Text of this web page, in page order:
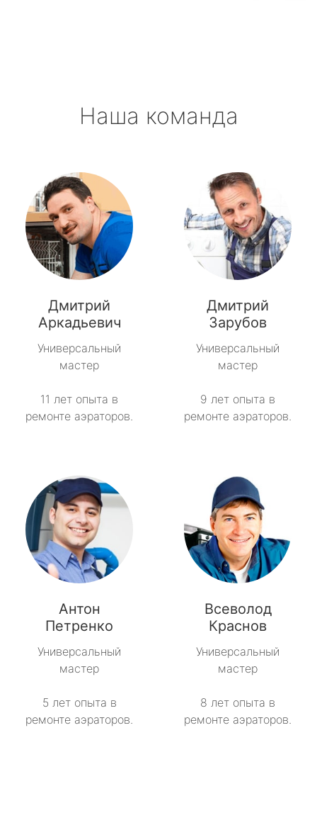
Наша команда
Дмитрий
Аркадьевич
Универсальный
мастер
11 лет опыта в
ремонте аэраторов.
Дмитрий
Зарубов
Универсальный
мастер
9 лет опыта в
ремонте аэраторов.
Антон
Петренко
Универсальный
мастер
5 лет опыта в
ремонте аэраторов.
Всеволод
Краснов
Универсальный
мастер
8 лет опыта в
ремонте аэраторов.